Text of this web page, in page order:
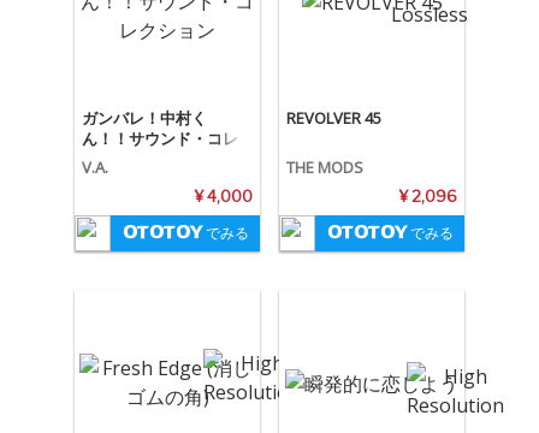
ガンバレ！中村く
ん！！サウンド・コレ
クション
V.A.
¥ 4,000
でみる
REVOLVER 45
THE MODS
¥ 2,096
でみる